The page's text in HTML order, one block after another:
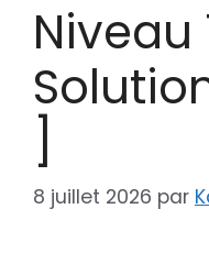
Niveau
8 juillet 2026 par